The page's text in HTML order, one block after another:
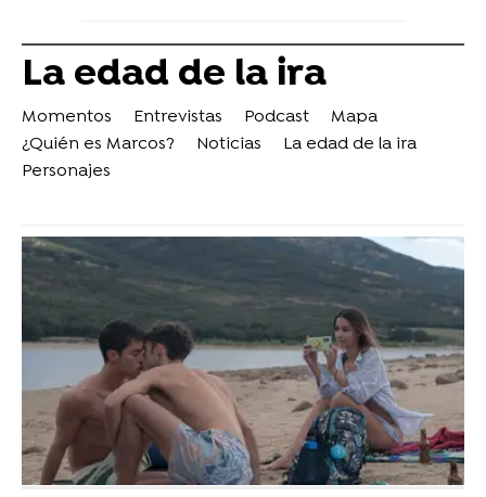
La edad de la ira
Momentos Entrevistas Podcast
Mapa
¿Quién es Marcos?
Noticias
La edad de la ira
Personajes